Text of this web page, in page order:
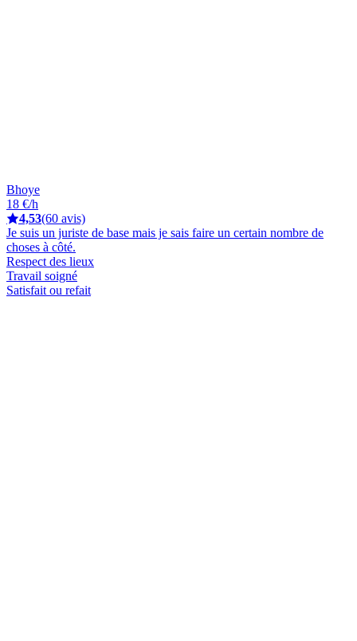
Bhoye
18 €/h
4,53(60 avis)
Je suis un juriste de base mais je sais faire un certain nombre de
choses à côté.
Respect des lieux
Travail soigné
Satisfait ou refait